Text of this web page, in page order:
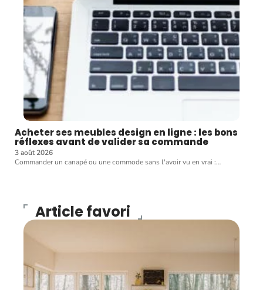
Acheter ses meubles design en ligne : les bons
réflexes avant de valider sa commande
3 août 2026
Commander un canapé ou une commode sans l'avoir vu en vrai :…
Article favori